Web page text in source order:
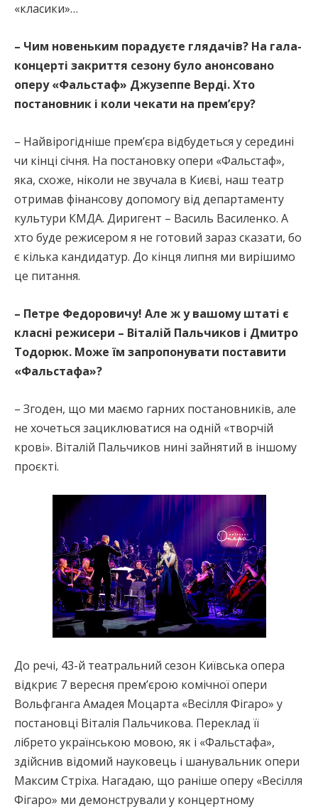
«класики»…
– Чим новеньким порадуєте глядачів? На гала-
концерті закриття сезону було анонсовано
оперу «Фальстаф» Джузеппе Верді. Хто
постановник і коли чекати на прем’єру?
– Найвірогідніше прем’єра відбудеться у середині
чи кінці січня. На постановку опери «Фальстаф»,
яка, схоже, ніколи не звучала в Києві, наш театр
отримав фінансову допомогу від департаменту
культури КМДА. Диригент – Василь Василенко. А
хто буде режисером я не готовий зараз сказати, бо
є кілька кандидатур. До кінця липня ми вирішимо
це питання.
– Петре Федоровичу! Але ж у вашому штаті є
класні режисери – Віталій Пальчиков і Дмитро
Тодорюк. Може їм запропонувати поставити
«Фальстафа»?
– Згоден, що ми маємо гарних постановників, але
не хочеться зациклюватися на одній «творчій
крові». Віталій Пальчиков нині зайнятий в іншому
проєкті.
До речі, 43-й театральний сезон Київська опера
відкриє 7 вересня прем’єрою комічної опери
Вольфганга Амадея Моцарта «Весілля Фігаро» у
постановці Віталія Пальчикова. Переклад її
лібрето українською мовою, як і «Фальстафа»,
здійснив відомий науковець і шанувальник опери
Максим Стріха. Нагадаю, що раніше оперу «Весілля
Фігаро» ми демонстрували у концертному